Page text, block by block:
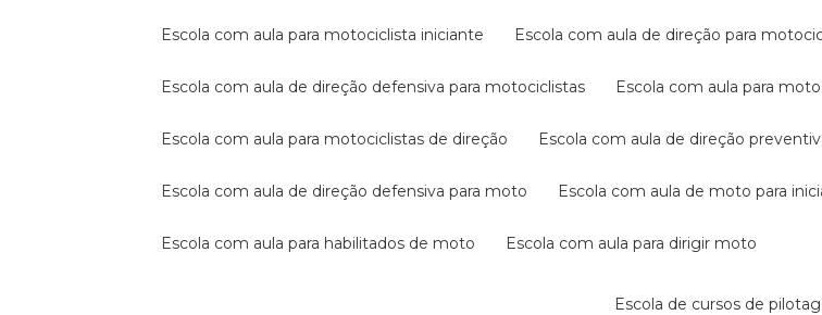
escola com aula para motociclista iniciante escola com aula de direção para
escola com aula de direção defensiva para motociclistas escola com aula para
escola com aula para motociclistas de direção escola com aula de direção
escola com aula de direção defensiva para moto escola com aula de moto para
escola com aula para habilitados de moto escola com aula para dirigir moto
escola de cursos de